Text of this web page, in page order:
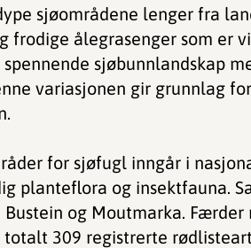
sjøområdene lenger fra
frodige ålegrasenger som er
sjøbunnlandskap
variasjonen gir grunnlag
for sjøfugl inngår i
planteflora og insektfauna.
og Moutmarka. Færder
309 registrerte